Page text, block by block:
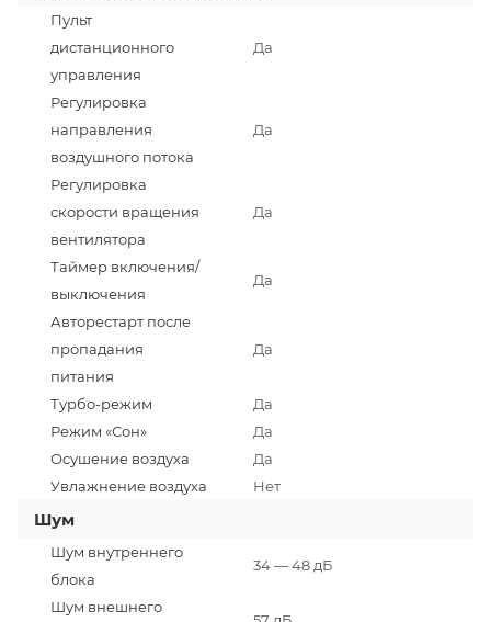
Пульт
дистанционного
управления
Да
Регулировка
направления
воздушного потока
Да
Регулировка
скорости вращения
вентилятора
Да
Таймер включения/
выключения
Да
Авторестарт после
пропадания
питания
Да
Турбо-режим
Да
Режим «Сон»
Да
Осушение воздуха
Да
Увлажнение воздуха
Нет
Шум
Шум внутреннего
блока
34 — 48 дБ
Шум внешнего